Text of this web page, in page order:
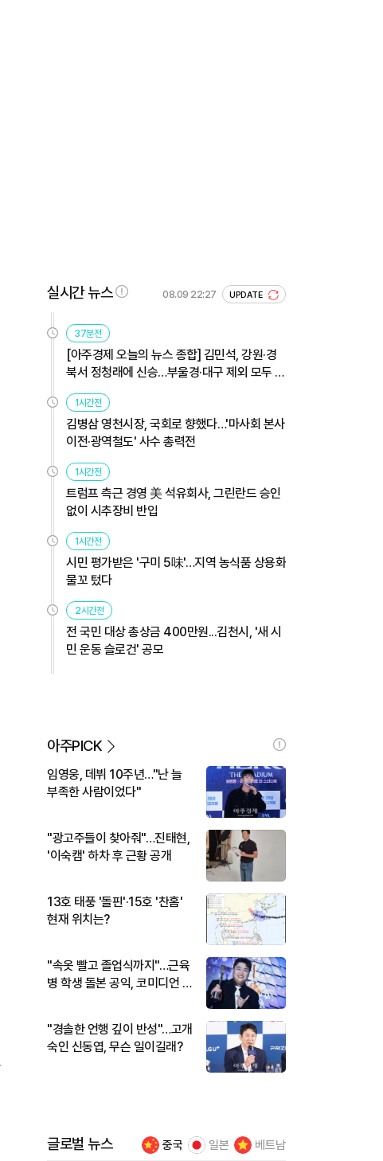
실시간 뉴스 08.09 22:27 UPDATE
37분전
[아주경제 오늘의 뉴스 종합] 김민석, 강원·경
북서 정청래에 신승…부울경·대구 제외 모두 웃
었다 外
1시간전
김병삼 영천시장, 국회로 향했다…'마사회 본사
이전·광역철도' 사수 총력전
1시간전
트럼프 측근 경영 美 석유회사, 그린란드 승인
없이 시추장비 반입
1시간전
시민 평가받은 '구미 5味'…지역 농식품 상용화
물꼬 텄다
2시간전
전 국민 대상 총상금 400만원...김천시, '새 시
민 운동 슬로건' 공모
아주PICK
임영웅, 데뷔 10주년…"난 늘
부족한 사람이었다"
"광고주들이 찾아줘"…진태현,
'이숙캠' 하차 후 근황 공개
13호 태풍 '돌핀'·15호 '찬홈'
현재 위치는?
"속옷 빨고 졸업식까지"…근육
병 학생 돌본 공익, 코미디언 김
"경솔한 언행 깊이 반성"…고개
숙인 신동엽, 무슨 일이길래?
글로벌 뉴스 중국 일본 베트남